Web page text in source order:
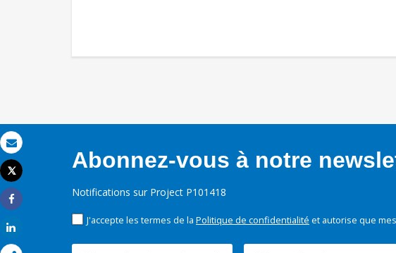
Email
Imprimer
Tweet
Share
Abonnez-vous à notre
Notifications sur Project P101418
J'accepte les termes de la Politique de confidentialité et autorise que